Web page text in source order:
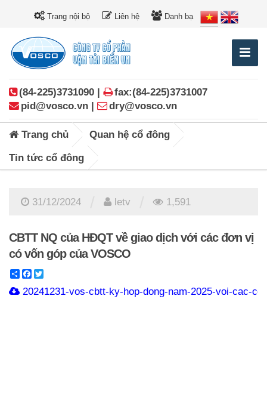
Trang nội bộ Liên hệ Danh bạ
(84-225)3731090 |
fax:(84-225)3731007
pid@vosco.vn |
dry@vosco.vn
Trang chủ Quan hệ cổ đông
Tin tức cổ đông
31/12/2024 letv 1,591
CBTT NQ của HĐQT về giao dịch với các đơn vị
có vốn góp của VOSCO
ShareFacebook
20241231-vos-cbtt-ky-hop-dong-nam-2025-voi-cac-